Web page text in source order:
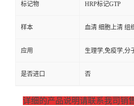
标记物 HRP标记GTP
样本 血清 细胞上清 组
应用 生理学,免疫学,分
是否进口 否
详细的产品说明请联系我司销